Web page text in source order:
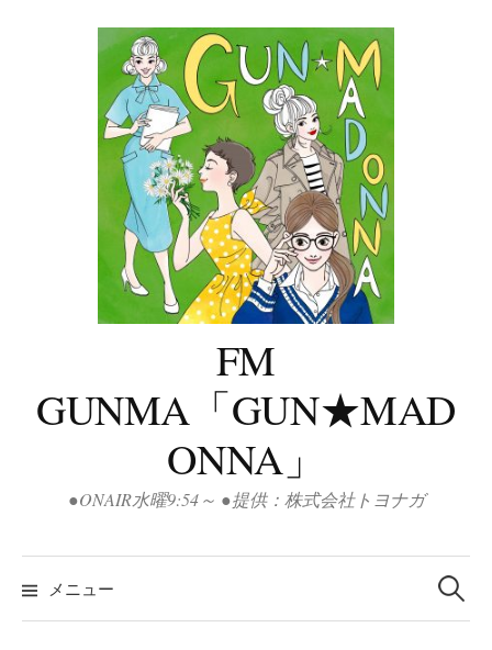
FM
GUNMA「GUN★MAD
ONNA」
●ONAIR水曜9:54～ ●提供：株式会社トヨナガ
メニュー
検
索: